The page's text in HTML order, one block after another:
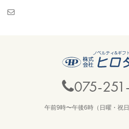
075-
午前9時〜午後6時（日曜・祝